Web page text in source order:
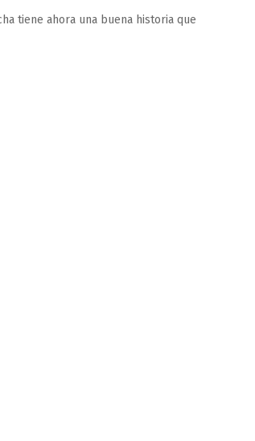
tiene ahora una buena historia que